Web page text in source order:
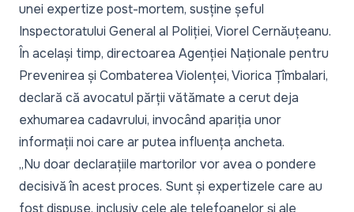
unei expertize post-mortem, susține șeful
Inspectoratului General al Poliției, Viorel Cernăuțeanu.
În același timp, directoarea Agenției Naționale pentru
Prevenirea și Combaterea Violenței, Viorica Țîmbalari,
declară că avocatul părții vătămate a cerut deja
exhumarea cadavrului, invocând apariția unor
informații noi care ar putea influența ancheta.
„Nu doar declarațiile martorilor vor avea o pondere
decisivă în acest proces. Sunt și expertizele care au
fost dispuse, inclusiv cele ale telefoanelor și ale